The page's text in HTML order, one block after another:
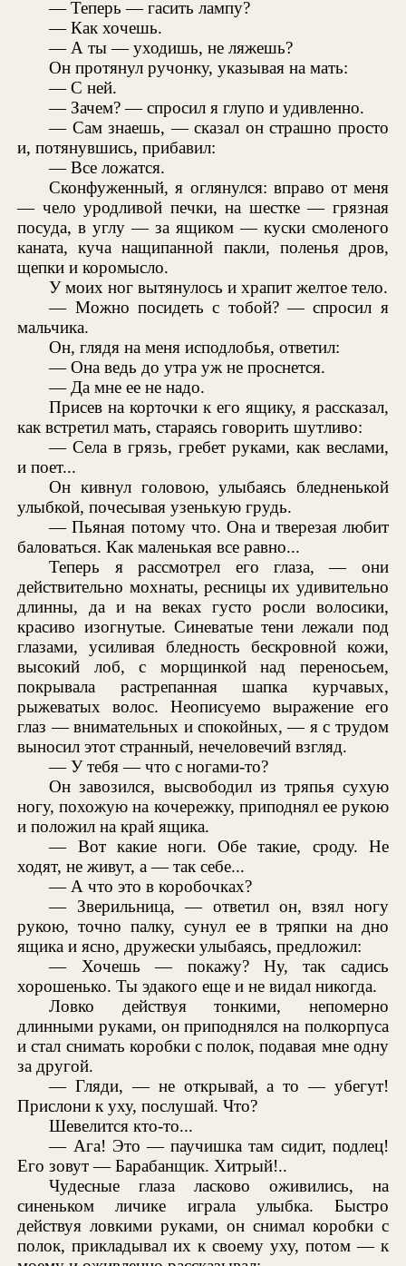
— Теперь — гасить лампу?
— Как хочешь.
— А ты — уходишь, не ляжешь?
Он протянул ручонку, указывая на мать:
— С ней.
— Зачем? — спросил я глупо и удивленно.
— Сам знаешь, — сказал он страшно просто
и, потянувшись, прибавил:
— Все ложатся.
Сконфуженный, я оглянулся: вправо от меня
— чело уродливой печки, на шестке — грязная
посуда, в углу — за ящиком — куски смоленого
каната, куча нащипанной пакли, поленья дров,
щепки и коромысло.
У моих ног вытянулось и храпит желтое тело.
— Можно посидеть с тобой? — спросил я
мальчика.
Он, глядя на меня исподлобья, ответил:
— Она ведь до утра уж не проснется.
— Да мне ее не надо.
Присев на корточки к его ящику, я рассказал,
как встретил мать, стараясь говорить шутливо:
— Села в грязь, гребет руками, как веслами,
и поет...
Он кивнул головою, улыбаясь бледненькой
улыбкой, почесывая узенькую грудь.
— Пьяная потому что. Она и тверезая любит
баловаться. Как маленькая все равно...
Теперь я рассмотрел его глаза, — они
действительно мохнаты, ресницы их удивительно
длинны, да и на веках густо росли волосики,
красиво изогнутые. Синеватые тени лежали под
глазами, усиливая бледность бескровной кожи,
высокий лоб, с морщинкой над переносьем,
покрывала растрепанная шапка курчавых,
рыжеватых волос. Неописуемо выражение его
глаз — внимательных и спокойных, — я с трудом
выносил этот странный, нечеловечий взгляд.
— У тебя — что с ногами-то?
Он завозился, высвободил из тряпья сухую
ногу, похожую на кочережку, приподнял ее рукою
и положил на край ящика.
— Вот какие ноги. Обе такие, сроду. Не
ходят, не живут, а — так себе...
— А что это в коробочках?
— Зверильница, — ответил он, взял ногу
рукою, точно палку, сунул ее в тряпки на дно
ящика и ясно, дружески улыбаясь, предложил:
— Хочешь — покажу? Ну, так садись
хорошенько. Ты эдакого еще и не видал никогда.
Ловко действуя тонкими, непомерно
длинными руками, он приподнялся на полкорпуса
и стал снимать коробки с полок, подавая мне одну
за другой.
— Гляди, — не открывай, а то — убегут!
Прислони к уху, послушай. Что?
Шевелится кто-то...
— Ага! Это — паучишка там сидит, подлец!
Его зовут — Барабанщик. Хитрый!..
Чудесные глаза ласково оживились, на
синеньком личике играла улыбка. Быстро
действуя ловкими руками, он снимал коробки с
полок, прикладывал их к своему уху, потом — к